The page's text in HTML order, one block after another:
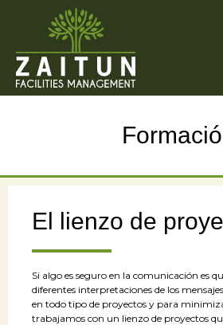
El lienzo de
Si algo es seguro en la comunicación es
diferentes interpretaciones de los
en todo tipo de proyectos y para
trabajamos con un lienzo de proyectos